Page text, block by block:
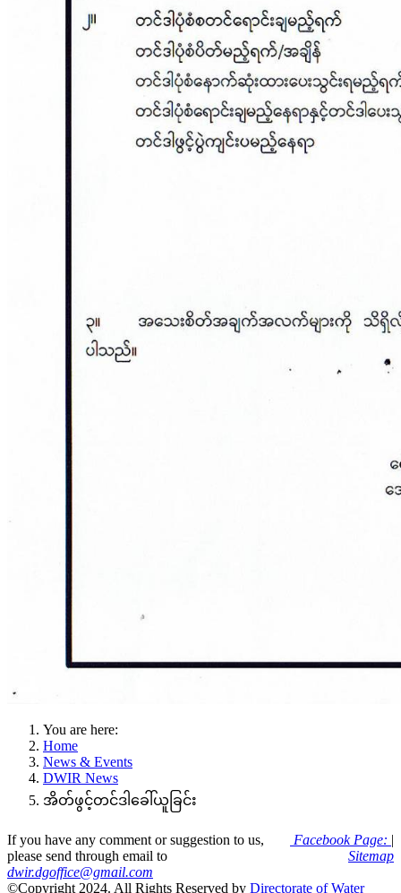
You are here:
Home
News & Events
DWIR News
အိတ်ဖွင့်တင်ဒါခေါ်ယူခြင်း
If you have any comment or suggestion to us,
please send through email to
dwir.dgoffice@gmail.com
Facebook Page: |
Sitemap
©Copyright 2024. All Rights Reserved by Directorate of Water